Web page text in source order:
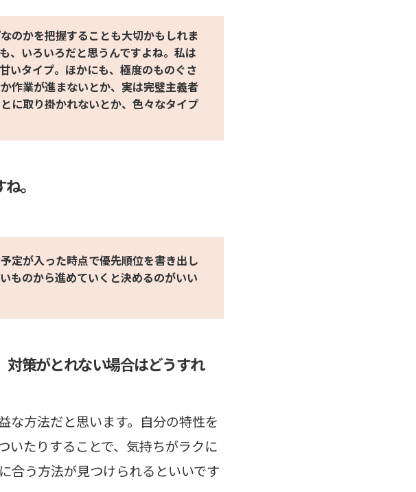
のかを把握することも大切かもしれま
、いろいろだと思うんですよね。私は
いタイプ。ほかにも、極度のものぐさ
作業が進まないとか、実は完璧主義者
に取り掛かれないとか、色々なタイプ
。
定が入った時点で優先順位を書き出し
ものから進めていくと決めるのがいい
対策がとれない場合はどうすれ
な方法だと思います。自分の特性を
いたりすることで、気持ちがラクに
合う方法が見つけられるといいです